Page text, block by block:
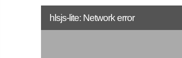
hlsjs-lite: Network error